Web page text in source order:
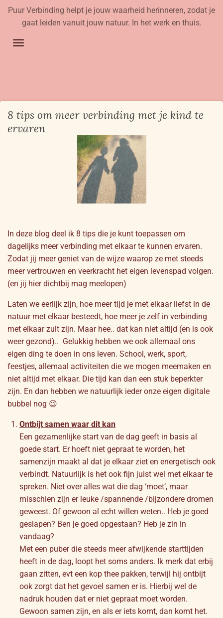
Ga
direct
de
Puur Verbinding helpt je jouw waarheid herinneren, zodat je
gaat leiden vanuit jouw natuur. In het werk en thuis.
8 tips om meer verbinding met je kind te
ervaren
In deze blog deel ik 8 tips die je kunt toepassen om
dagelijks meer verbinding met elkaar te kunnen ervaren.
Zodat jij meer geniet van de wijze waarop ze met steeds
meer vertrouwen en veerkracht het eigen levenspad volgen.
(en jij hier dichtbij mag meelopen)
Laten we eerlijk zijn, hoe meer tijd je met elkaar liefst in de
natuur met elkaar besteedt, hoe meer je zelf in verbinding
met elkaar zult zijn. Maar hee.. dat kan niet altijd (en is ook
weer gezond).. Gelukkig hebben we ook allemaal ons
eigen ding te doen in ons leven. School, werk, sport,
feestjes, allemaal activiteiten die we mogen meemaken en
niet altijd met elkaar. Die tijd kan dan een stuk beperkter
zijn. En dan hebben we natuurlijk ieder onze eigen digitale
bubbel nog 😉
Ontbijt samen waar dit kan
Een gezamenlijke start van de dag geeft in basis al
goede start. Er hoeft niet gepraat te worden, het
samenzijn maakt al dat je elkaar ziet en energetisch ook
verbindt. Natuurlijk is het ook fijn juist wel met elkaar te
spreken. Niet over alles wat die dag ‘moet’, maar
misschien zijn er leuke /spannende /bijzondere dromen
geweest. Of gewoon al echt willen weten.. Heb je goed
geslapen? Ben je goed opgestaan? Heb je zin in
vandaag?
Met een puber die steeds meer afwijkende starttijden
heeft in de dag, loopt het soms anders. Ik merk dat erbij
gaan zitten, evt een kop thee pakken, terwijl hij ontbijt
ook zorgt dat het gevoel samen er is. Hierbij wel de
nadruk houden dat er niet gepraat moet worden.
Gewoon samen zijn, en als er iets komt, dan komt het.